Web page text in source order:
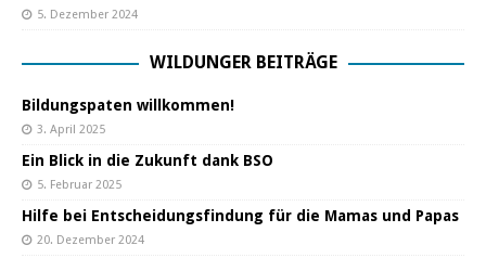
5. Dezember 2024
WILDUNGER BEITRÄGE
Bildungspaten willkommen!
3. April 2025
Ein Blick in die Zukunft dank BSO
5. Februar 2025
Hilfe bei Entscheidungsfindung für die Mamas und Papas
20. Dezember 2024